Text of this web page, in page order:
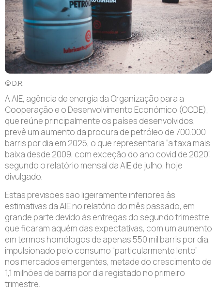
© D.R.
A AIE, agência de energia da Organização para a
Cooperação e o Desenvolvimento Económico (OCDE),
que reúne principalmente os países desenvolvidos,
prevê um aumento da procura de petróleo de 700.000
barris por dia em 2025, o que representaria “a taxa mais
baixa desde 2009, com exceção do ano covid de 2020”,
segundo o relatório mensal da AIE de julho, hoje
divulgado.
Estas previsões são ligeiramente inferiores às
estimativas da AIE no relatório do mês passado, em
grande parte devido às entregas do segundo trimestre
que ficaram aquém das expectativas, com um aumento
em termos homólogos de apenas 550 mil barris por dia,
impulsionado pelo consumo “particularmente lento”
nos mercados emergentes, metade do crescimento de
1,1 milhões de barris por dia registado no primeiro
trimestre.